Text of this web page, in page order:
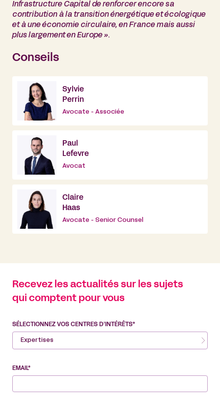
Infrastructure Capital de renforcer encore sa
contribution à la transition énergétique et écologique
et à une économie circulaire, en France mais aussi
plus largement en Europe ».
Conseils
Sylvie
Perrin
Avocate - Associée
Paul
Lefevre
Avocat
Claire
Haas
Avocate - Senior Counsel
Recevez les actualités sur les sujets
qui comptent pour vous
SÉLECTIONNEZ VOS CENTRES D’INTÉRÊTS*
Expertises
EMAIL*